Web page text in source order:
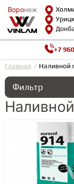
Воронеж
Воронеж
Доставка и
Возврат и
Вопросы и
Видеообзоры
Полезная
Как выбрать
Калькулятор
О нас
Контакты
+7
Главная Наливной
Фильтр